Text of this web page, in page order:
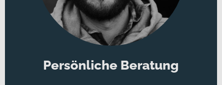
Persönliche Beratung